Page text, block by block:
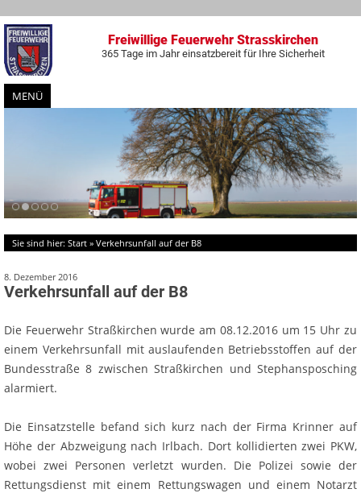
Freiwillige Feuerwehr Strasskirchen
365 Tage im Jahr einsatzbereit für Ihre Sicherheit
MENÜ
Zum
Inhalt
springen
Sie sind hier: Start » Verkehrsunfall auf der B8
8. Dezember 2016
Verkehrsunfall auf der B8
Die Feuerwehr Straßkirchen wurde am 08.12.2016 um 15 Uhr zu
einem Verkehrsunfall mit auslaufenden Betriebsstoffen auf der
Bundesstraße 8 zwischen Straßkirchen und Stephansposching
alarmiert.
Die Einsatzstelle befand sich kurz nach der Firma Krinner auf
Höhe der Abzweigung nach Irlbach. Dort kollidierten zwei PKW,
wobei zwei Personen verletzt wurden. Die Polizei sowie der
Rettungsdienst mit einem Rettungswagen und einem Notarzt